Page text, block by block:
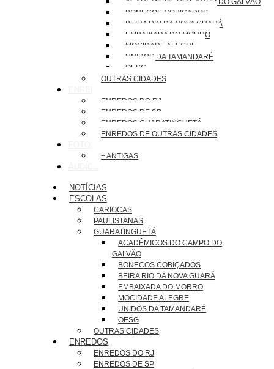
BONECOS COBIÇADOS
BEIRA RIO DA NOVA GUARÁ
EMBAIXADA DO MORRO
MOCIDADE ALEGRE
UNIDOS DA TAMANDARÉ
OESG
OUTRAS CIDADES
ENREDOS DO RJ
ENREDOS DE SP
ENREDOS GUARATINGUETÁ
ENREDOS DE OUTRAS CIDADES
+ ANTIGAS
NOTÍCIAS
ESCOLAS
CARIOCAS
PAULISTANAS
GUARATINGUETÁ
ACADÊMICOS DO CAMPO DO
GALVÃO
BONECOS COBIÇADOS
BEIRA RIO DA NOVA GUARÁ
EMBAIXADA DO MORRO
MOCIDADE ALEGRE
UNIDOS DA TAMANDARÉ
OESG
OUTRAS CIDADES
ENREDOS
ENREDOS DO RJ
ENREDOS DE SP